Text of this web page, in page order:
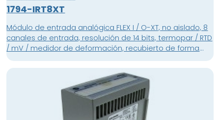
1794-IRT8XT
Módulo de entrada analógica FLEX I / O-XT, no aislado, 8
canales de entrada, resolución de 14 bits, termopar / RTD
/ mV / medidor de deformación, recubierto de forma
condicional, para uso en ambientes duros y corrosivos
con rangos de temperatura de -20 ..